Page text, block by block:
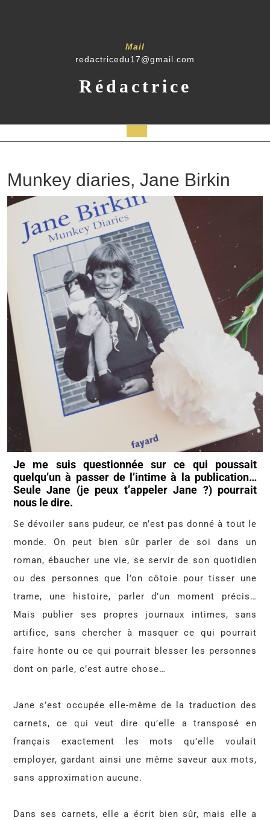
Mail
redactricedu17@gmail.com
Rédactrice
Munkey diaries, Jane Birkin
Je me suis questionnée sur ce qui poussait
quelqu’un à passer de l’intime à la publication…
Seule Jane (je peux t’appeler Jane ?) pourrait
nous le dire.
Se dévoiler sans pudeur, ce n’est pas donné à tout le
monde. On peut bien sûr parler de soi dans un
roman, ébaucher une vie, se servir de son quotidien
ou des personnes que l’on côtoie pour tisser une
trame, une histoire, parler d’un moment précis…
Mais publier ses propres journaux intimes, sans
artifice, sans chercher à masquer ce qui pourrait
faire honte ou ce qui pourrait blesser les personnes
dont on parle, c’est autre chose…
Jane s’est occupée elle-même de la traduction des
carnets, ce qui veut dire qu’elle a transposé en
français exactement les mots qu’elle voulait
employer, gardant ainsi une même saveur aux mots,
sans approximation aucune.
Dans ses carnets, elle a écrit bien sûr, mais elle a